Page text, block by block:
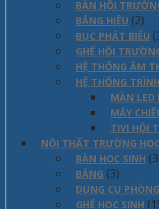
BÀN HỘI
BẢNG HIỆU (2)
BỤC PHÁT BIỂU
GHẾ HỘI
HỆ THỐNG ÂM
HỆ THỐNG
MÀN LED
MÁY
TIVI HỘI
NỘI THẤT TRƯỜNG HỌC
BÀN HỌC SINH
BẢNG (3)
DỤNG CỤ
GHẾ HỌC SINH